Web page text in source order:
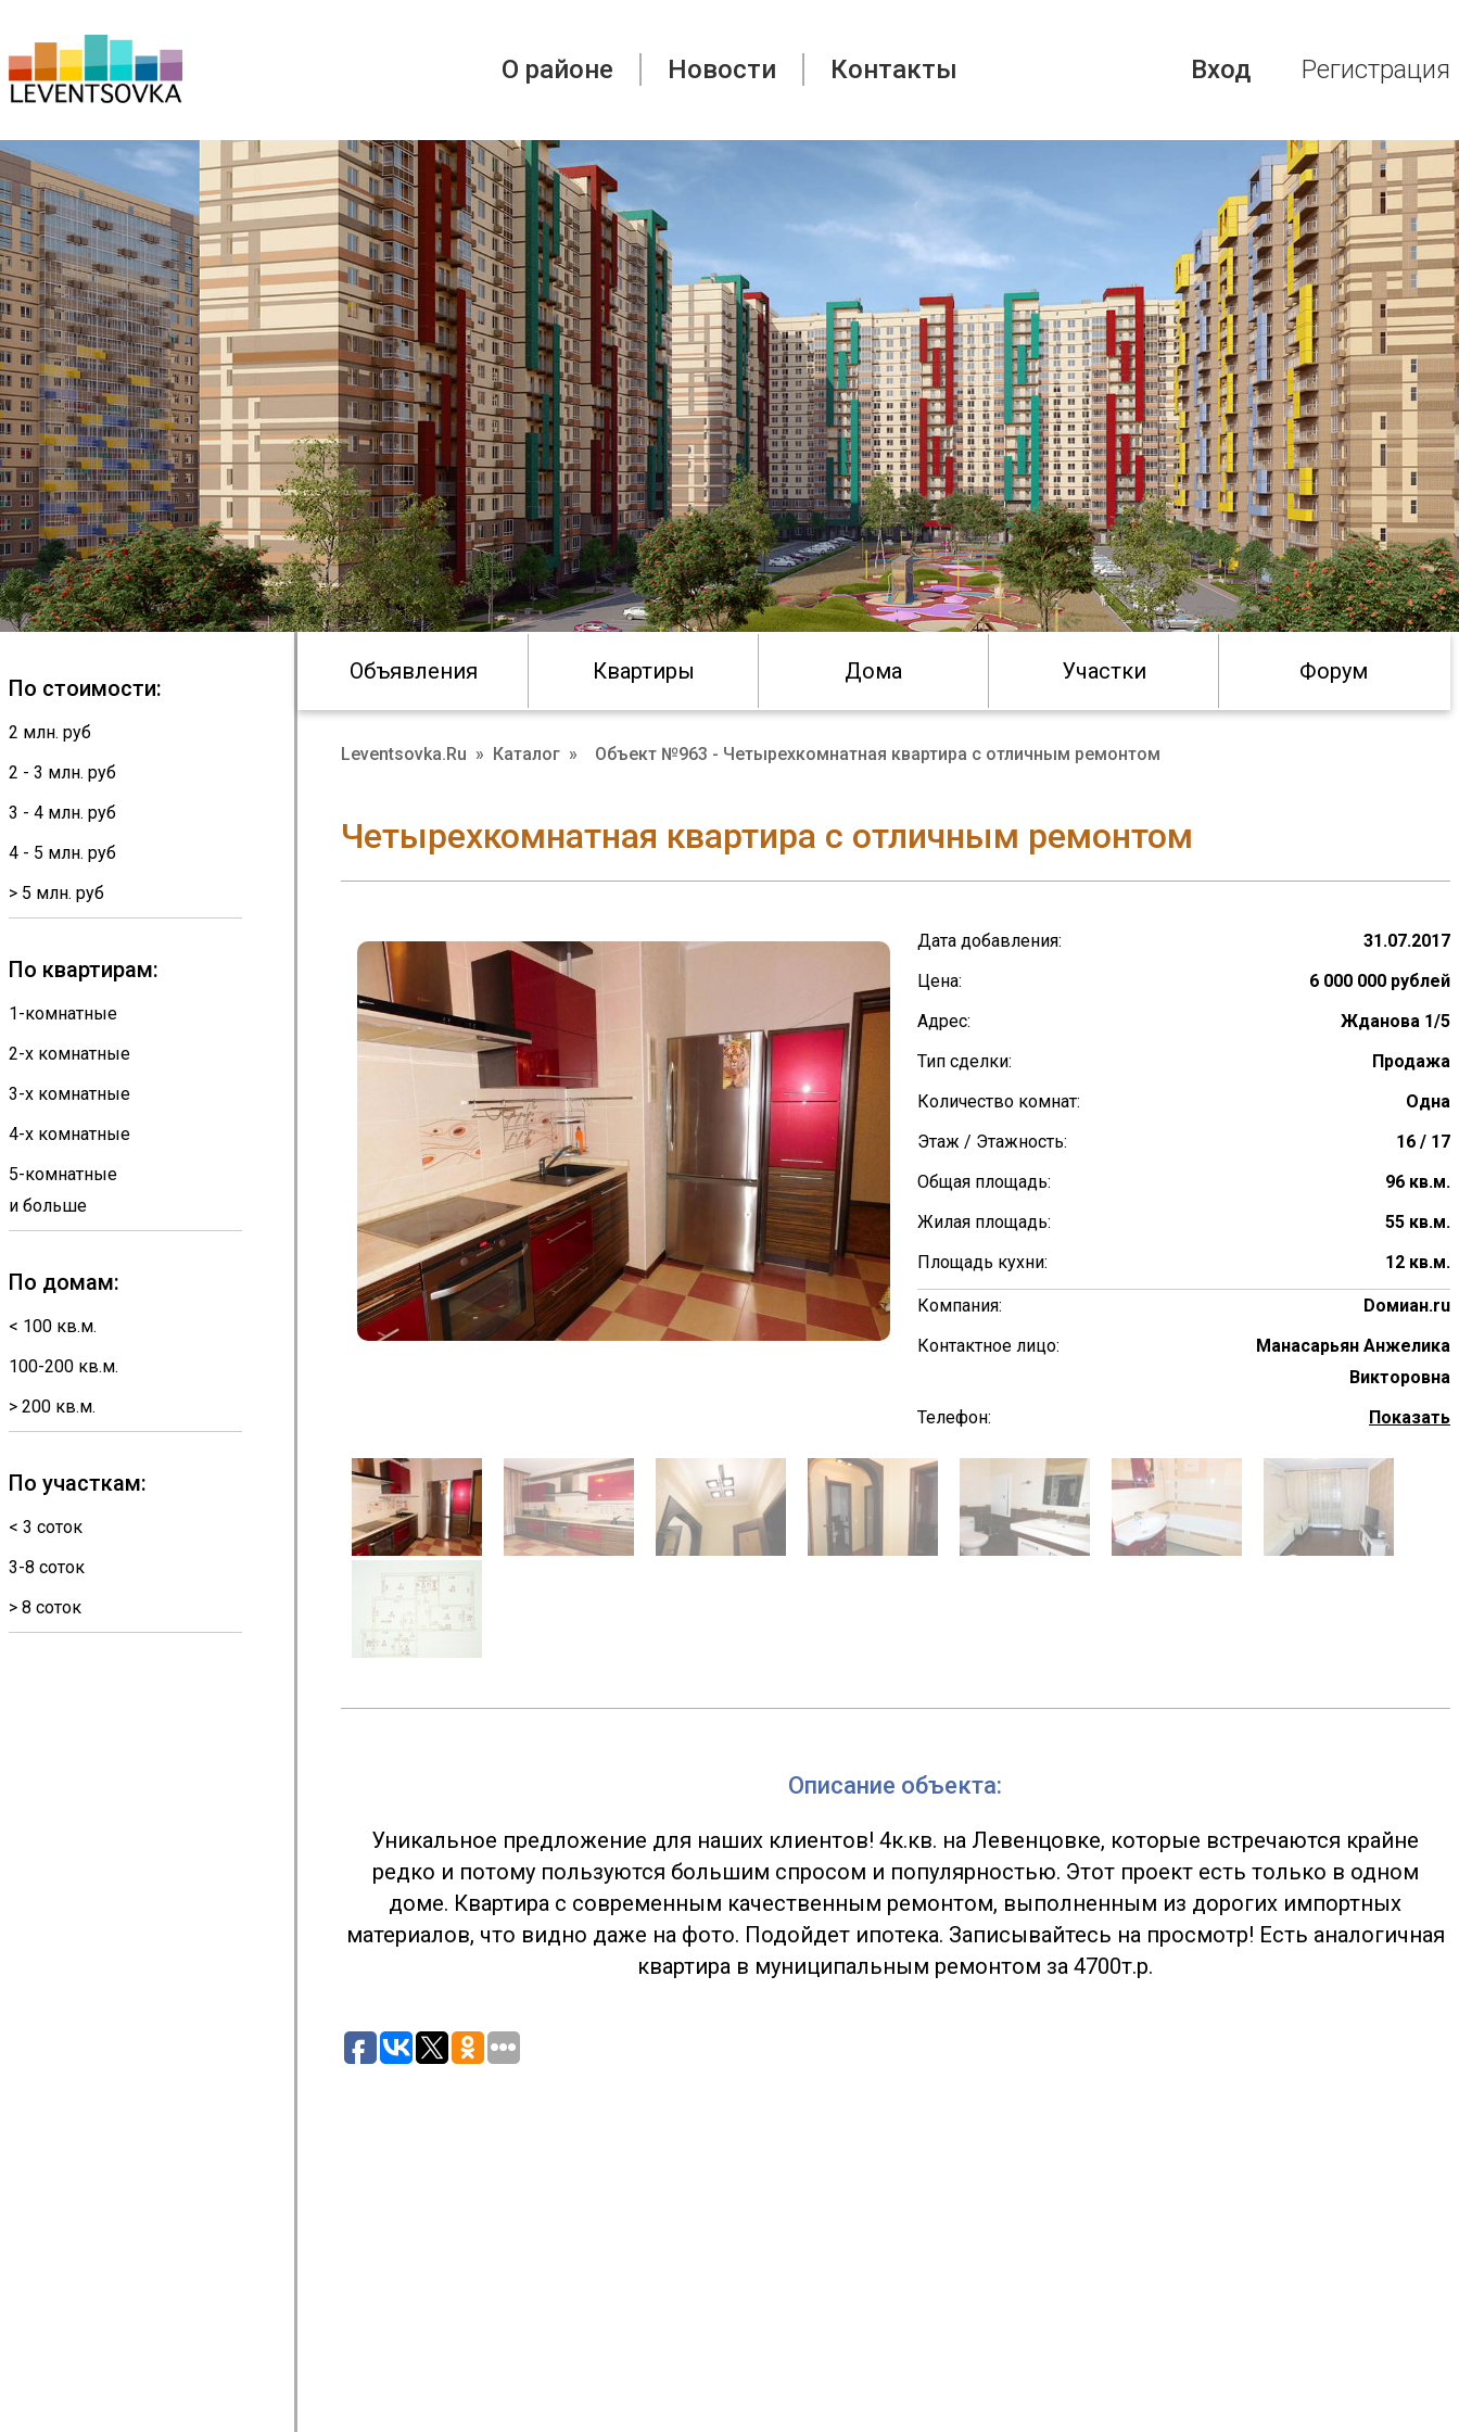
О районе Новости Контакты Вход Регистрация
По стоимости:
2 млн. руб
2 - 3 млн. руб
3 - 4 млн. руб
4 - 5 млн. руб
> 5 млн. руб
По квартирам:
1-комнатные
2-х комнатные
3-х комнатные
4-х комнатные
5-комнатные
и больше
По домам:
< 100 кв.м.
100-200 кв.м.
> 200 кв.м.
По участкам:
< 3 соток
3-8 соток
> 8 соток
Объявления Квартиры Дома Участки Форум
Leventsovka.Ru » Каталог » Объект №963 - Четырехкомнатная квартира с отличным ремонтом
Четырехкомнатная квартира с отличным ремонтом
Дата добавления:
31.07.2017
Цена:
6 000 000 рублей
Адрес:
Жданова 1/5
Тип сделки:
Продажа
Количество комнат:
Одна
Этаж / Этажность:
16 / 17
Общая площадь:
96 кв.м.
Жилая площадь:
55 кв.м.
Площадь кухни:
12 кв.м.
Компания:
Dомиан.ru
Контактное лицо:
Манасарьян Анжелика
Викторовна
Телефон:
Показать
Описание объекта:
Уникальное предложение для наших клиентов! 4к.кв. на Левенцовке, которые встречаются крайне
редко и потому пользуются большим спросом и популярностью. Этот проект есть только в одном
доме. Квартира с современным качественным ремонтом, выполненным из дорогих импортных
материалов, что видно даже на фото. Подойдет ипотека. Записывайтесь на просмотр! Есть аналогичная
квартира в муниципальным ремонтом за 4700т.р.